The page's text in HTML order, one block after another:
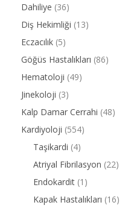
Dahiliye (36)
Diş Hekimliği (13)
Eczacılık (5)
Göğüs Hastalıkları (86)
Hematoloji (49)
Jinekoloji (3)
Kalp Damar Cerrahi (48)
Kardiyoloji (554)
Taşikardi (4)
Atriyal Fibrilasyon (22)
Endokardit (1)
Kapak Hastalıkları (16)